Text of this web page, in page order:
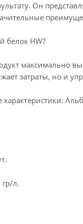
Он
белок HW?
максимально
затраты, но и
л.